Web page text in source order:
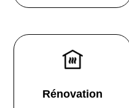
Rénovation